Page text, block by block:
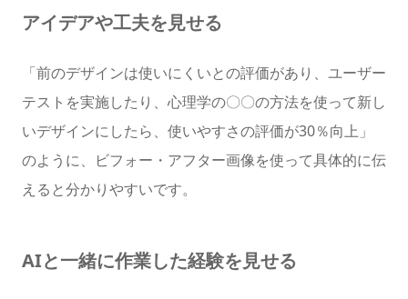
アイデアや工夫を見せる
「前のデザインは使いにくいとの評価があり、ユーザー
テストを実施したり、心理学の〇〇の方法を使って新し
いデザインにしたら、使いやすさの評価が30％向上」
のように、ビフォー・アフター画像を使って具体的に伝
えると分かりやすいです。
AIと一緒に作業した経験を見せる